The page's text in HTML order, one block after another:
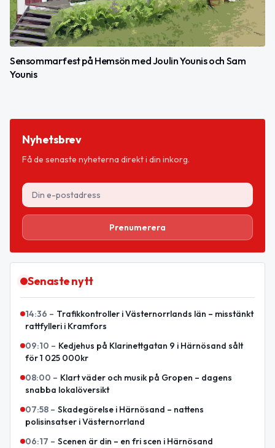
Sensommarfest på Hemsön med Joulin Younis och Sam
Younis
Nyhetsbrev
Få de senaste nyheterna direkt i din inkorg.
Prenumerera
Senaste nytt
14:36 – Trafikkontroller i Västernorrlands län – misstänkt
rattfylleri i Kramfors
09:10 – Kedjehus på Klarinettgatan 9 i Härnösand sålt
för 1 025 000kr
08:00 – Klart väder och musik på Gropen – dagens
snabba lokalöversikt
07:58 – Skadegörelse i Härnösand – nattens
polisinsatser i Västernorrland
06:17 – Scenen är din – en fri scen i Härnösand